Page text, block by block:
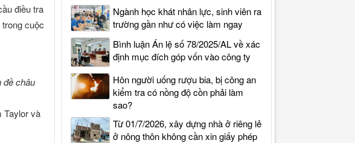
điều tra
cuộc
đề châu
Taylor và
Ngành học khát nhân lực, sinh viên ra
trường gần như có việc làm ngay
Bình luận Án lệ số 78/2025/AL về xác
định mục đích góp vốn vào công ty
Hôn người uống rượu bia, bị công an
kiểm tra có nồng độ cồn phải làm
sao?
Từ 01/7/2026, xây dựng nhà ở riêng lẻ
ở nông thôn không cần xin giấy phép